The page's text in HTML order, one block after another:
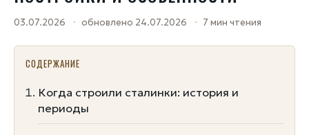
03.07.2026 обновлено 24.07.2026 7 мин чтения
СОДЕРЖАНИЕ
Когда строили сталинки: история и
периоды